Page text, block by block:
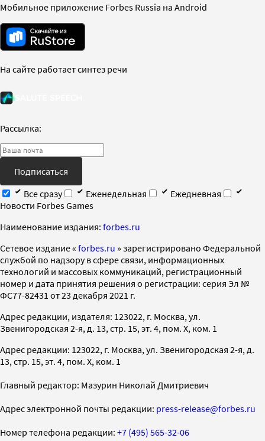
Мобильное приложение Forbes Russia на Android
На сайте работает синтез речи
Рассылка:
Подписаться
Все сразу
Еженедельная
Ежедневная
Новости Forbes Games
Наименование издания: forbes.ru
Cетевое издание « forbes.ru » зарегистрировано Федеральной
службой по надзору в сфере связи, информационных
технологий и массовых коммуникаций, регистрационный
номер и дата принятия решения о регистрации: серия Эл №
ФС77-82431 от 23 декабря 2021 г.
Адрес редакции, издателя: 123022, г. Москва, ул.
Звенигородская 2-я, д. 13, стр. 15, эт. 4, пом. X, ком. 1
Адрес редакции: 123022, г. Москва, ул. Звенигородская 2-я, д.
13, стр. 15, эт. 4, пом. X, ком. 1
Главный редактор: Мазурин Николай Дмитриевич
Адрес электронной почты редакции: press-release@forbes.ru
Номер телефона редакции: +7 (495) 565-32-06